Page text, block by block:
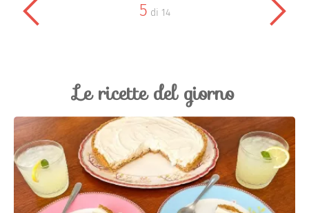
5 di 14
Le ricette del giorno